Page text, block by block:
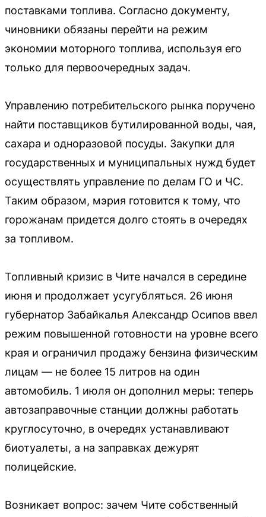
поставками топлива. Согласно документу,
чиновники обязаны перейти на режим
экономии моторного топлива, используя его
только для первоочередных задач.
Управлению потребительского рынка поручено
найти поставщиков бутилированной воды, чая,
сахара и одноразовой посуды. Закупки для
государственных и муниципальных нужд будет
осуществлять управление по делам ГО и ЧС.
Таким образом, мэрия готовится к тому, что
горожанам придется долго стоять в очередях
за топливом.
Топливный кризис в Чите начался в середине
июня и продолжает усугубляться. 26 июня
губернатор Забайкалья Александр Осипов ввел
режим повышенной готовности на уровне всего
края и ограничил продажу бензина физическим
лицам — не более 15 литров на один
автомобиль. 1 июля он дополнил меры: теперь
автозаправочные станции должны работать
круглосуточно, в очередях устанавливают
биотуалеты, а на заправках дежурят
полицейские.
Возникает вопрос: зачем Чите собственный